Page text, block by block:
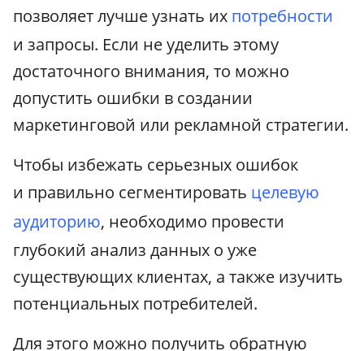
позволяет лучше узнать их потребности
и запросы. Если не уделить этому
достаточного внимания, то можно
допустить ошибки в создании
маркетинговой или рекламной стратегии.
Чтобы избежать серьезных ошибок
и правильно сегментировать целевую
аудиторию, необходимо провести
глубокий анализ данных о уже
существующих клиентах, а также изучить
потенциальных потребителей.
Для этого можно получить обратную